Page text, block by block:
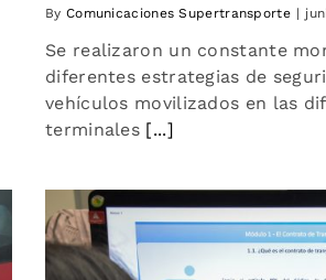
By Comunicaciones Supertransporte |
Se realizaron un constante
diferentes estrategias de
vehículos movilizados en las
terminales [...]